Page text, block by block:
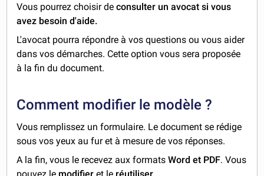
Vous pourrez choisir deconsulter un avocat si vous
avez besoin d'aide.
L'avocat pourra répondre à vos questions ou vous aider
dans vos démarches. Cette option vous sera proposée
à la fin du document.
Comment modifier le modèle ?
Vous remplissez un formulaire. Le document se rédige
sous vos yeux au fur et à mesure de vos réponses.
A la fin, vous le recevez aux formatsWord et PDF. Vous